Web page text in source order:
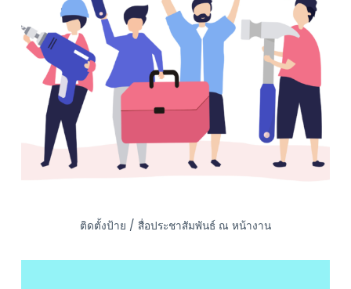
ติดตั้งป้าย / สื่อประชาสัมพันธ์ ณ หน้างาน